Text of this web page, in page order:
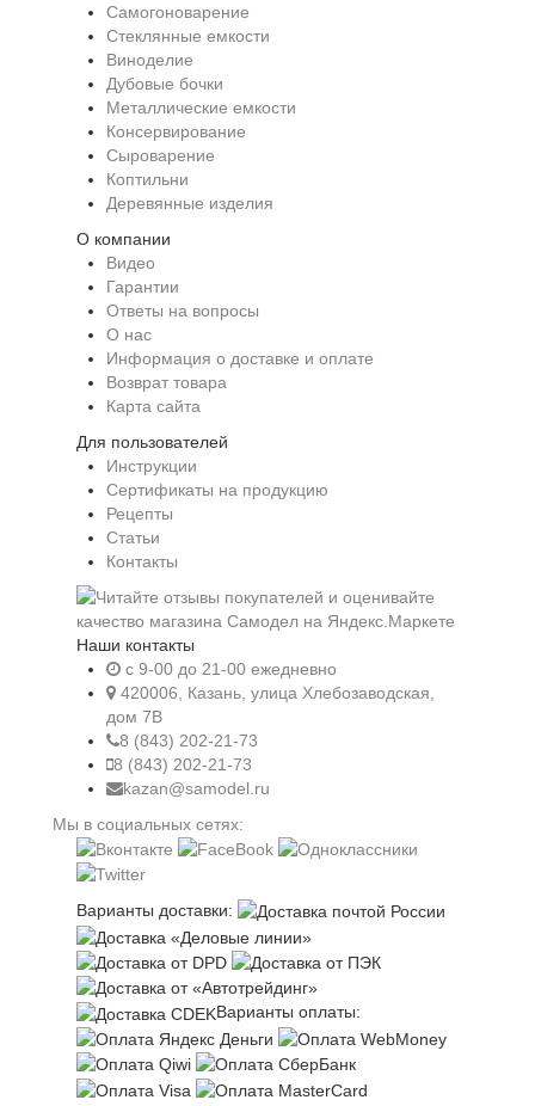
Самогоноварение
Стеклянные емкости
Виноделие
Дубовые бочки
Металлические емкости
Консервирование
Сыроварение
Коптильни
Деревянные изделия
О компании
Видео
Гарантии
Ответы на вопросы
О нас
Информация о доставке и оплате
Возврат товара
Карта сайта
Для пользователей
Инструкции
Сертификаты на продукцию
Рецепты
Статьи
Контакты
Наши контакты
c 9-00 до 21-00 ежедневно
420006, Казань, улица Хлебозаводская,
дом 7В
8 (843) 202-21-73
8 (843) 202-21-73
kazan@samodel.ru
Мы в социальных сетях:
Варианты доставки:
Варианты оплаты: